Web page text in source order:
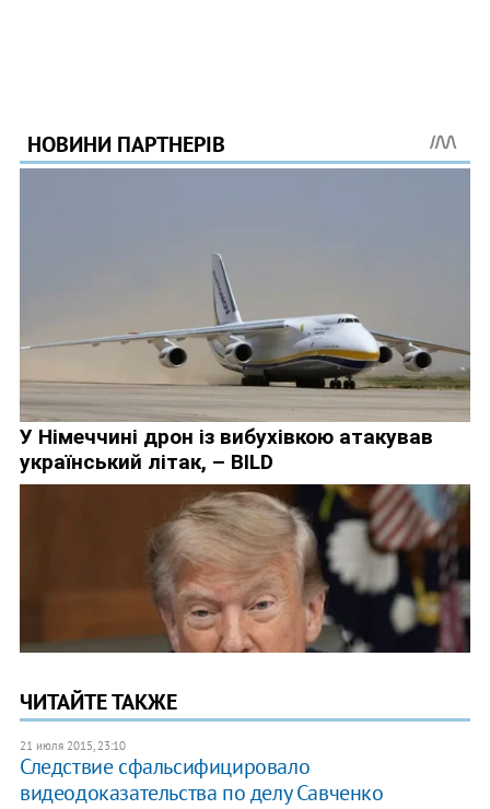
ЧИТАЙТЕ ТАКЖЕ
21 июля 2015, 23:10
Следствие сфальсифицировало
видеодоказательства по делу Савченко